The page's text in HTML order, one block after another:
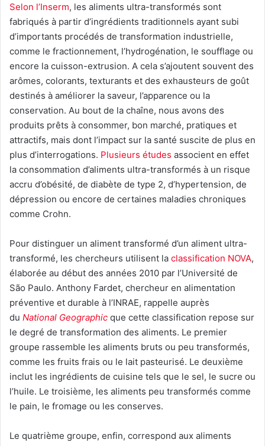
Selon l’Inserm, les aliments ultra-transformés sont
fabriqués à partir d’ingrédients traditionnels ayant subi
d’importants procédés de transformation industrielle,
comme le fractionnement, l’hydrogénation, le soufflage ou
encore la cuisson-extrusion. A cela s’ajoutent souvent des
arômes, colorants, texturants et des exhausteurs de goût
destinés à améliorer la saveur, l’apparence ou la
conservation. Au bout de la chaîne, nous avons des
produits prêts à consommer, bon marché, pratiques et
attractifs, mais dont l’impact sur la santé suscite de plus en
plus d’interrogations. Plusieurs études associent en effet
la consommation d’aliments ultra-transformés à un risque
accru d’obésité, de diabète de type 2, d’hypertension, de
dépression ou encore de certaines maladies chroniques
comme Crohn.
Pour distinguer un aliment transformé d’un aliment ultra-
transformé, les chercheurs utilisent la classification NOVA,
élaborée au début des années 2010 par l’Université de
São Paulo. Anthony Fardet, chercheur en alimentation
préventive et durable à l’INRAE, rappelle auprès
du National Geographic que cette classification repose sur
le degré de transformation des aliments. Le premier
groupe rassemble les aliments bruts ou peu transformés,
comme les fruits frais ou le lait pasteurisé. Le deuxième
inclut les ingrédients de cuisine tels que le sel, le sucre ou
l’huile. Le troisième, les aliments peu transformés comme
le pain, le fromage ou les conserves.
Le quatrième groupe, enfin, correspond aux aliments